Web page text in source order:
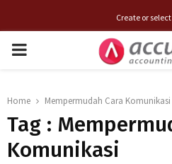
Create or
PRIMARY
Home Mempermudah Cara Komunikasi
Tag :
Komunikasi